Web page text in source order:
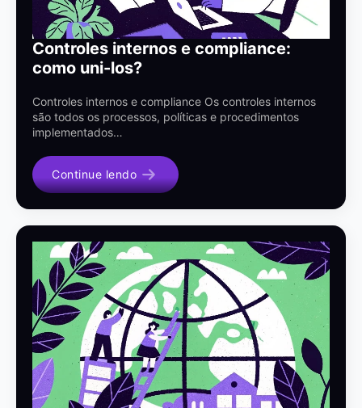
Controles internos e compliance:
como uni-los?
Controles internos e compliance Os controles internos
são todos os processos, políticas e procedimentos
implementados…
Continue lendo